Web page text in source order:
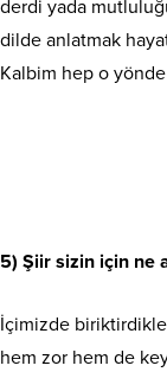
derdi yada
dilde anlatmak
Kalbim hep o
5) Şiir sizin için ne
İçimizde
hem zor hem de